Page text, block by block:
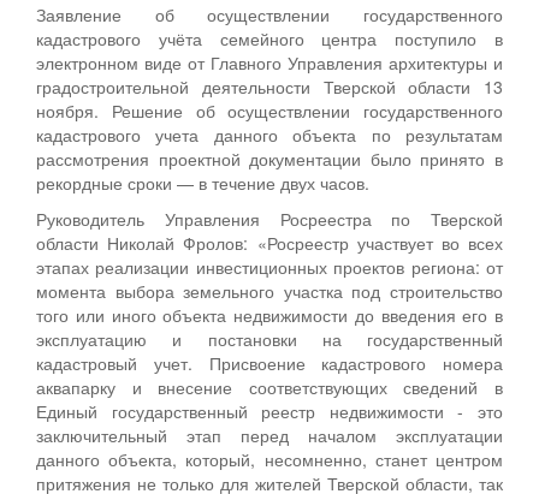
Заявление об осуществлении государственного
кадастрового учёта семейного центра поступило в
электронном виде от Главного Управления архитектуры и
градостроительной деятельности Тверской области 13
ноября. Решение об осуществлении государственного
кадастрового учета данного объекта по результатам
рассмотрения проектной документации было принято в
рекордные сроки — в течение двух часов.
Руководитель Управления Росреестра по Тверской
области Николай Фролов: «Росреестр участвует во всех
этапах реализации инвестиционных проектов региона: от
момента выбора земельного участка под строительство
того или иного объекта недвижимости до введения его в
эксплуатацию и постановки на государственный
кадастровый учет. Присвоение кадастрового номера
аквапарку и внесение соответствующих сведений в
Единый государственный реестр недвижимости - это
заключительный этап перед началом эксплуатации
данного объекта, который, несомненно, станет центром
притяжения не только для жителей Тверской области, так